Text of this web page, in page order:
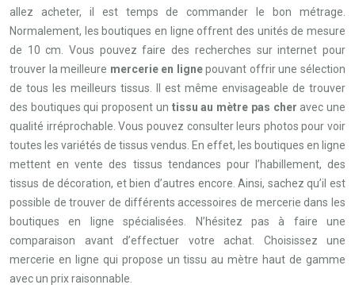
allez acheter, il est temps de commander le bon métrage.
Normalement, les boutiques en ligne offrent des unités de mesure
de 10 cm. Vous pouvez faire des recherches sur internet pour
trouver la meilleure mercerie en lignepouvant offrir une sélection
de tous les meilleurs tissus. Il est même envisageable de trouver
des boutiques qui proposent un tissu au mètre pas cher avec une
qualité irréprochable. Vous pouvez consulter leurs photos pour voir
toutes les variétés de tissus vendus. En effet, les boutiques en ligne
mettent en vente des tissus tendances pour l’habillement, des
tissus de décoration, et bien d’autres encore. Ainsi, sachez qu’il est
possible de trouver de différents accessoires de mercerie dans les
boutiques en ligne spécialisées. N’hésitez pas à faire une
comparaison avant d’effectuer votre achat. Choisissez une
mercerie en ligne qui propose un tissu au mètre haut de gamme
avec un prix raisonnable.